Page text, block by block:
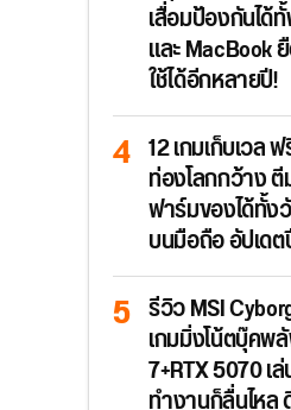
เสื่อมป้องกันได้
และ MacBook
ใช้ได้อีกหลายปี!
12 เกมเก็บเวล
ท่องโลกกว้าง
ฟาร์มของได้ทั้
บนมือถือ อัปเด
รีวิว MSI
เกมมิ่งโน้ตบุ๊คพ
7+RTX 5070 เ